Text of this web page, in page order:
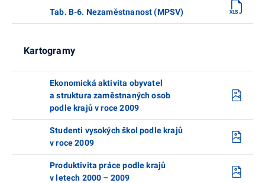
Tab. B-6. Nezaměstnanost (MPSV)
Kartogramy
Ekonomická aktivita obyvatel
a struktura zaměstnaných osob
podle krajů v roce 2009
Studenti vysokých škol podle krajů
v roce 2009
Produktivita práce podle krajů
v letech 2000 – 2009